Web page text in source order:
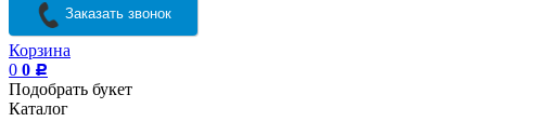
Заказать звонок
Корзина
0 0 Р
Подобрать букет
Каталог